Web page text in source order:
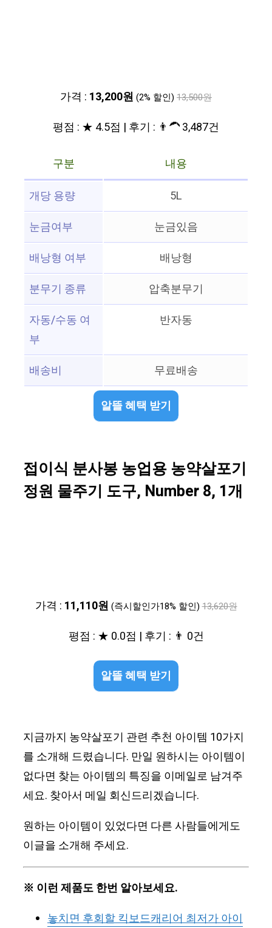
가격 : 13,200원 (2% 할인) 13,500원
평점 : ★ 4.5점 | 후기 : 👨‍🦱 3,487건
구분
내용
개당 용량
5L
눈금여부
눈금있음
배낭형 여부
배낭형
분무기 종류
압축분무기
자동/수동 여
부
반자동
배송비 무료배송
알뜰 혜택 받기
접이식 분사봉 농업용 농약살포기
정원 물주기 도구, Number 8, 1개
가격 : 11,110원 (즉시할인가18% 할인) 13,620원
평점 : ★ 0.0점 | 후기 : 👨‍‍ 0건
알뜰 혜택 받기
지금까지 농약살포기 관련 추천 아이템 10가지
를 소개해 드렸습니다. 만일 원하시는 아이템이
없다면 찾는 아이템의 특징을 이메일로 남겨주
세요. 찾아서 메일 회신드리겠습니다.
원하는 아이템이 있었다면 다른 사람들에게도
이글을 소개해 주세요.
※ 이런 제품도 한번 알아보세요.
놓치면 후회할 킥보드캐리어 최저가 아이